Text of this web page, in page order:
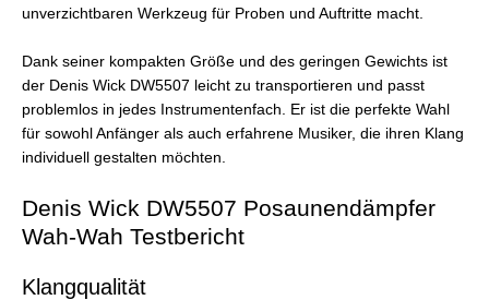
unverzichtbaren Werkzeug für Proben und Auftritte macht.
Dank seiner kompakten Größe und des geringen Gewichts ist
der Denis Wick DW5507 leicht zu transportieren und passt
problemlos in jedes Instrumentenfach. Er ist die perfekte Wahl
für sowohl Anfänger als auch erfahrene Musiker, die ihren Klang
individuell gestalten möchten.
Denis Wick DW5507 Posaunendämpfer
Wah-Wah Testbericht
Klangqualität